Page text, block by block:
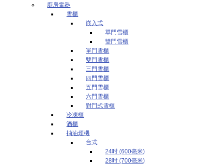
廚房電器
雪櫃
嵌入式
單門雪櫃
雙門雪櫃
單門雪櫃
雙門雪櫃
三門雪櫃
四門雪櫃
五門雪櫃
六門雪櫃
對門式雪櫃
冷凍櫃
酒櫃
抽油煙機
台式
24吋 (600毫米)
28吋 (700毫米)